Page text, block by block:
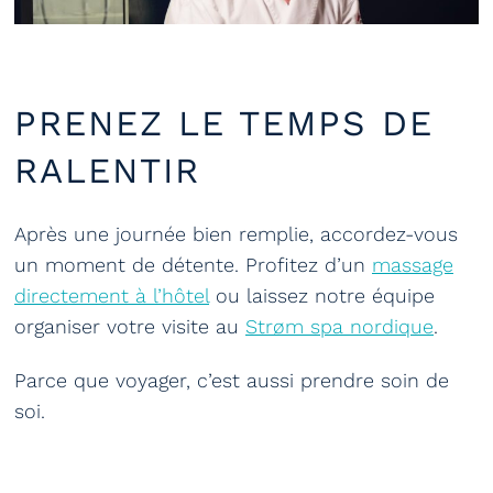
PRENEZ LE TEMPS DE
RALENTIR
Après une journée bien remplie, accordez-vous
un moment de détente. Profitez d’un massage
directement à l’hôtel ou laissez notre équipe
organiser votre visite au Strøm spa nordique.
Parce que voyager, c’est aussi prendre soin de
soi.